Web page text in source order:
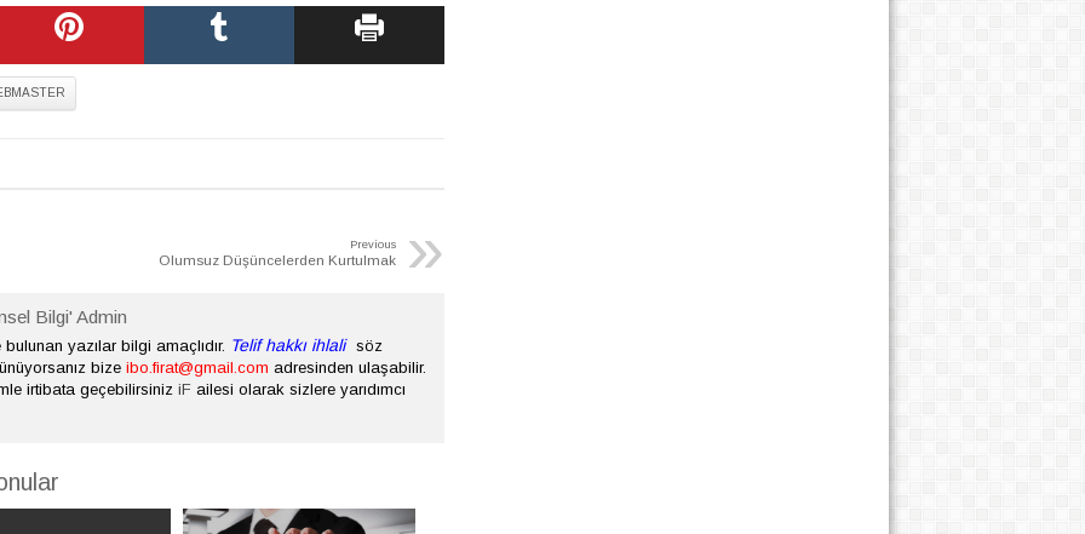
»
Previous
Olumsuz Düşüncelerden Kurtulmak
Bilgi' Admin
yazılar bilgi amaçlıdır. Telif hakkı ihlali
söz
bize ibo.firat@gmail.com adresinden ulaşabilir.
irtibata geçebilirsiniz iF ailesi olarak sizlere yarıdımcı